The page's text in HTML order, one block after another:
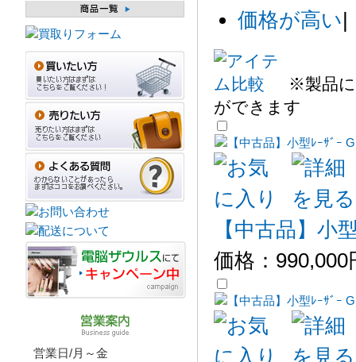
価格が高い|
※製品
ができます
【中古品】小
価格： 990,000
営業日/月～金